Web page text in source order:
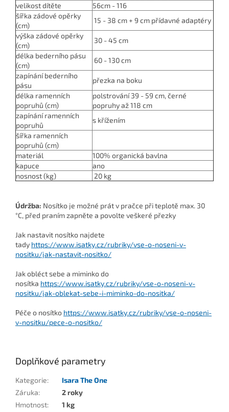
velikost dítěte
56cm - 116
šířka zádové opěrky
(cm)
15 - 38 cm + 9 cm přídavné adaptéry
výška zádové opěrky
(cm)
30 - 45 cm
délka bederního pásu
(cm)
60 - 130 cm
zapínání bederního
pásu
přezka na boku
délka ramenních
popruhů (cm)
polstrování 39 - 59 cm, černé
popruhy až 118 cm
zapínání ramenních
popruhů
s křížením
šířka ramenních
popruhů (cm)
materiál
100% organická bavlna
kapuce
ano
nosnost (kg)
20 kg
Údržba: Nosítko je možné prát v pračce při teplotě max. 30
°C, před praním zapněte a povolte veškeré přezky
Jak nastavit nosítko najdete
tady https://www.isatky.cz/rubriky/vse-o-noseni-v-
nositku/jak-nastavit-nositko/
Jak obléct sebe a miminko do
nosítka https://www.isatky.cz/rubriky/vse-o-noseni-v-
nositku/jak-oblekat-sebe-i-miminko-do-nositka/
Péče o nosítko https://www.isatky.cz/rubriky/vse-o-noseni-
v-nositku/pece-o-nositko/
Doplňkové parametry
Kategorie:
Isara The One
Záruka:
2 roky
Hmotnost:
1 kg